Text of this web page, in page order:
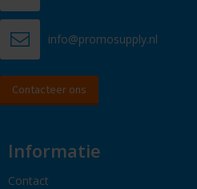
info@promosupply.nl
Contacteer ons
Informatie
Contact